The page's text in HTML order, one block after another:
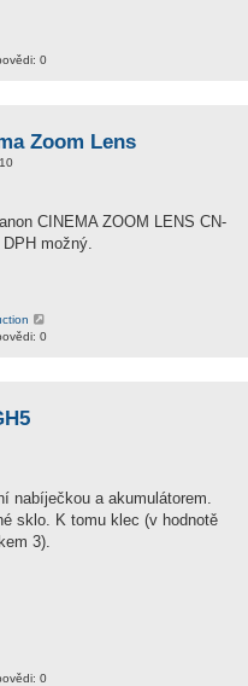
0
Zoom Lens
CINEMA ZOOM LENS CN-
možný.
0
nabíječkou a akumulátorem.
sklo. K tomu klec (v hodnotě
3).
0